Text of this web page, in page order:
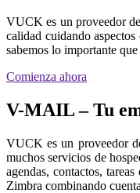
VUCK es un proveedor
calidad cuidando
sabemos lo importante
Comienza ahora
V-MAIL – Tu
VUCK es un proveedor
muchos servicios de
agendas, contactos,
Zimbra combinando